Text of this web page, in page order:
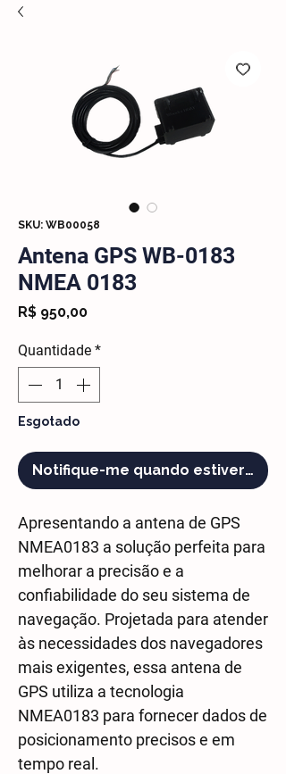
SKU: WB00058
Antena GPS WB-0183
NMEA 0183
R$ 950,00Preço
Quantidade *
Esgotado
Notifique-me quando estiver
Apresentando a antena de GPS
NMEA0183 a solução perfeita para
melhorar a precisão e a
confiabilidade do seu sistema de
navegação. Projetada para atender
às necessidades dos navegadores
mais exigentes, essa antena de
GPS utiliza a tecnologia
NMEA0183 para fornecer dados de
posicionamento precisos e em
tempo real.